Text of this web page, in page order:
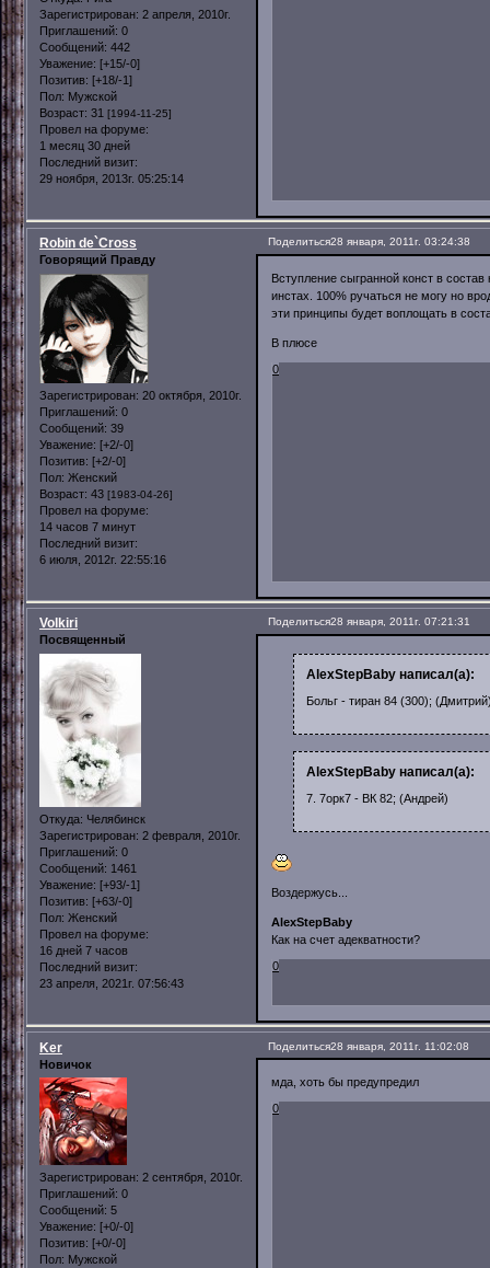
Зарегистрирован: 2 апреля, 2010г.
Приглашений: 0
Сообщений: 442
Уважение: [+15/-0]
Позитив: [+18/-1]
Пол: Мужской
Возраст: 31 [1994-11-25]
Провел на форуме:
1 месяц 30 дней
Последний визит:
29 ноября, 2013г. 05:25:14
Поделиться28 января, 2011г. 03:24:38
Robin de`Cross
Говорящий Правду
Зарегистрирован: 20 октября, 2010г.
Приглашений: 0
Сообщений: 39
Уважение: [+2/-0]
Позитив: [+2/-0]
Пол: Женский
Возраст: 43 [1983-04-26]
Провел на форуме:
14 часов 7 минут
Последний визит:
6 июля, 2012г. 22:55:16
Вступление сыгранной конст в
инстах. 100% ручаться не могу но
эти принципы будет воплощать в
В плюсе
0
Поделиться28 января, 2011г. 07:21:31
Volkiri
Посвященный
Откуда: Челябинск
Зарегистрирован: 2 февраля, 2010г.
Приглашений: 0
Сообщений: 1461
Уважение: [+93/-1]
Позитив: [+63/-0]
Пол: Женский
Провел на форуме:
16 дней 7 часов
Последний визит:
23 апреля, 2021г. 07:56:43
AlexStepBaby написал(а):
Больг - тиран 84 (300);
AlexStepBaby написал(а):
7. 7орк7 - ВК 82; (Андрей)
Воздержусь...
AlexStepBaby
Как на счет адекватности?
0
Поделиться28 января, 2011г. 11:02:08
Ker
Новичок
Зарегистрирован: 2 сентября, 2010г.
Приглашений: 0
Сообщений: 5
Уважение: [+0/-0]
Позитив: [+0/-0]
Пол: Мужской
мда, хоть бы предупредил
0